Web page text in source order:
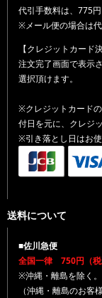
代引手数料は、775円
※メール便の場合は代
【クレジットカード
注文完了画面で表示
選択頂けます。
※クレジットカード
付日を元に、クレジ
※引き落とし日はお
送料について
■佐川急便
全国一律 750円（税
※沖縄・離島を除く。
（沖縄・離島のお客